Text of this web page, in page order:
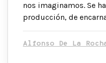
nos imaginamos. Se
producción, de
Alfonso De La